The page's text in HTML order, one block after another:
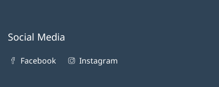
Social Media
Facebook Instagram